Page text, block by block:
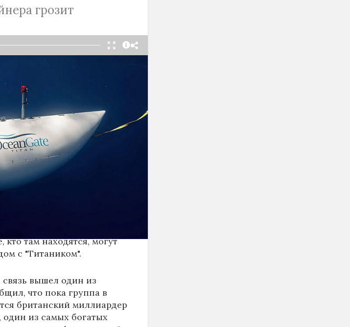
грозит
"Титаника", затонувшего в
столетия, начали
К настоящему моменту
путешествие 60
острые ощущения 250
пошло не по
опустилась в океан
было продолжаться два
и уже вторые
кислорода в батискафе
кто там находятся, могут
с "Титаником".
вышел один из
что пока группа в
британский миллиардер
из самых богатых